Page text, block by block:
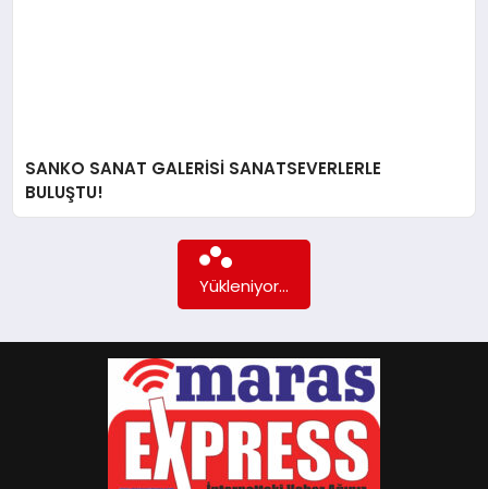
TÜRKOĞLU
SANKO SANAT GALERİSİ SANATSEVERLERLE
BULUŞTU!
Yükleniyor...